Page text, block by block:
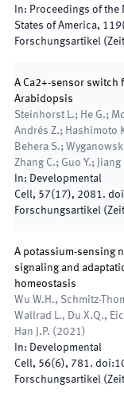
In: Proceedings of the
States of America, 119(
Forschungsartikel
A Ca2+-sensor switch
Arabidopsis
Steinhorst L.; He G.;
Andrés Z.; Hashimoto
Behera S.;
Zhang C.; Guo Y.;
In: Developmental
Cell, 57(17), 2081.
Forschungsartikel
A potassium-sensing
signaling and
homeostasis
Wu W.H., Schmitz-
Wallrad L., Du X.Q.,
Han J.P. ( 2021)
In: Developmental
Cell, 56(6), 781. doi:
Forschungsartikel